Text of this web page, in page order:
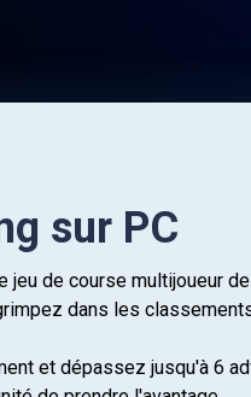
sur PC
de course multijoueur
dans les
et dépassez jusqu'à 6